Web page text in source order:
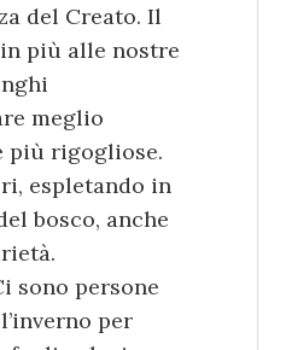
del Creato. Il
più alle nostre
meglio
più rigogliose.
espletando in
bosco, anche
sono persone
per